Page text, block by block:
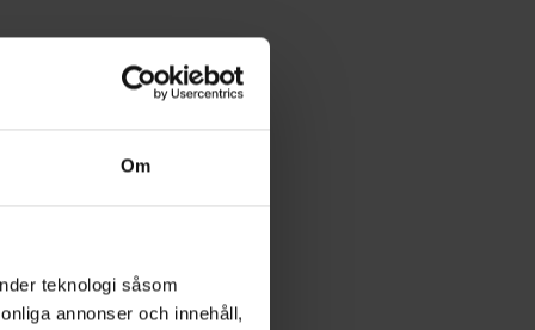
Om
teknologi såsom
annonser och innehåll,